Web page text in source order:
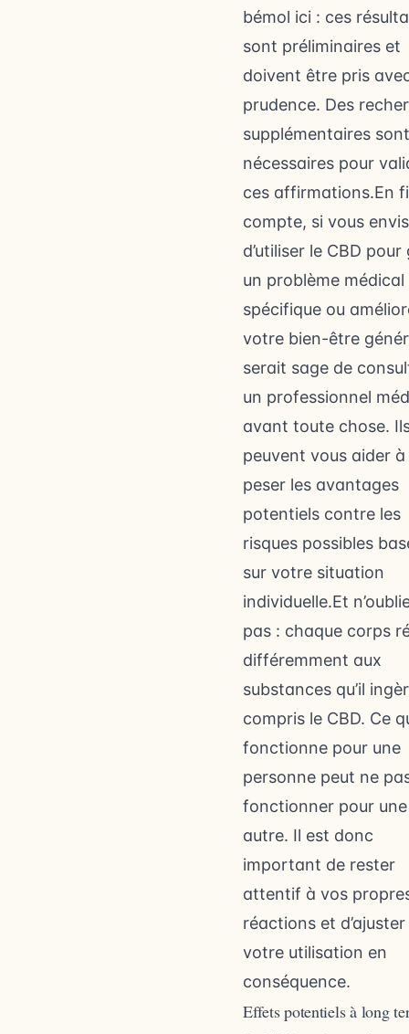
bémol ici : ces
sont préliminaires et
doivent être pris
prudence. Des
supplémentaires sont
nécessaires pour
ces affirmations.En
compte, si vous
d’utiliser le CBD pour
un problème médical
spécifique ou
votre bien-être
serait sage de
un professionnel
avant toute chose.
peuvent vous aider à
peser les avantages
potentiels contre les
risques possibles
sur votre situation
individuelle.Et
pas : chaque corps
différemment aux
substances qu’il
compris le CBD. Ce
fonctionne pour une
personne peut ne
fonctionner pour une
autre. Il est donc
important de rester
attentif à vos
réactions et d’ajuster
votre utilisation en
conséquence.
Effets potentiels à long